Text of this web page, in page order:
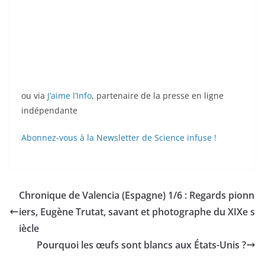
ou via J’aime l’Info, partenaire de la presse en ligne
indépendante
Abonnez-vous à la Newsletter de Science infuse !
Chronique de Valencia (Espagne) 1/6 : Regards pionn
iers, Eugène Trutat, savant et photographe du XIXe s
iècle
Pourquoi les œufs sont blancs aux États-Unis ?